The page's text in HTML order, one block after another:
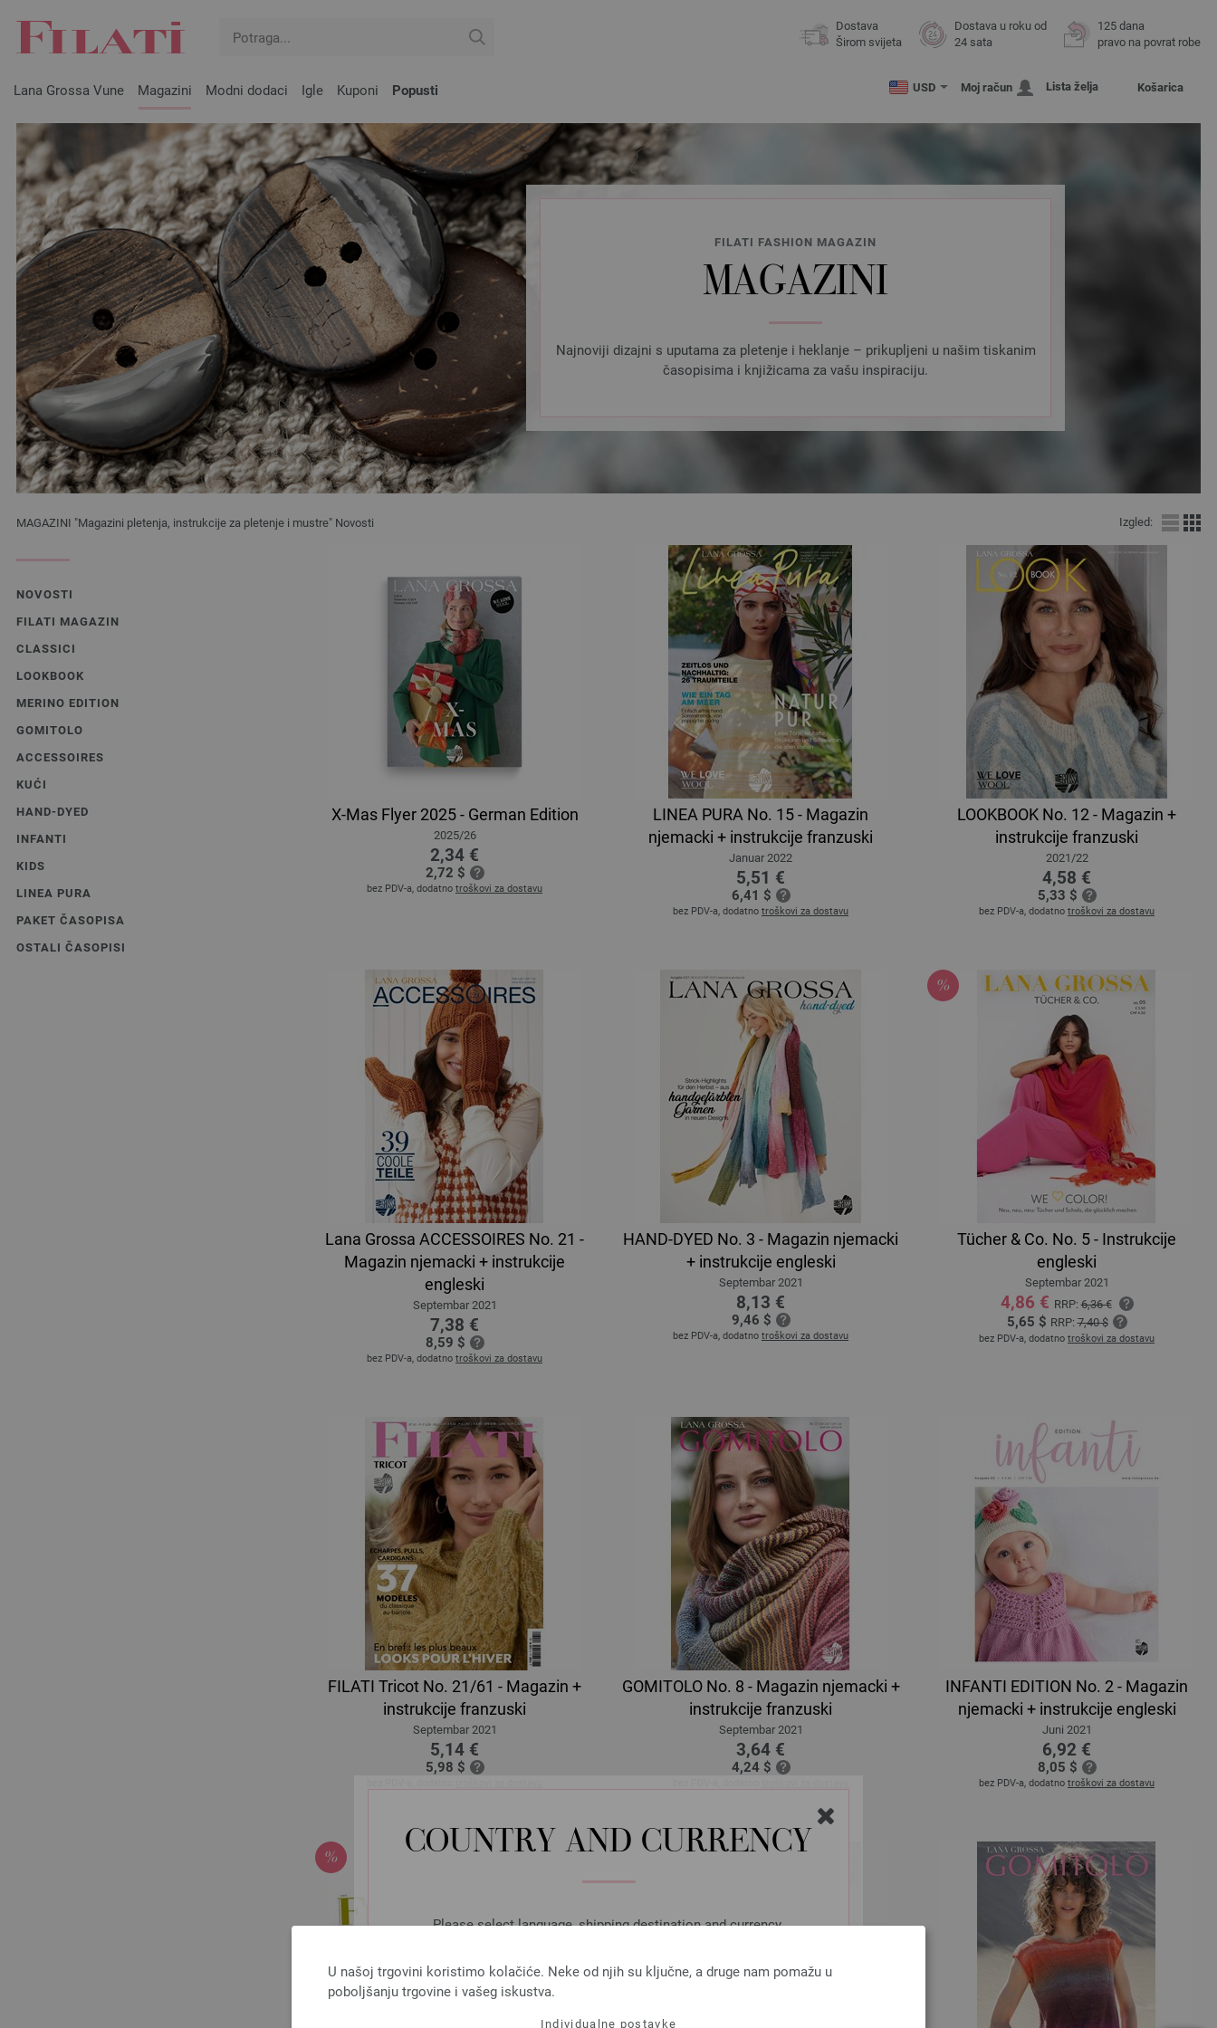
COUNTRY AND CURRENCY
Please select language, shipping destination and currency.
U našoj trgovini koristimo kolačiće. Neke od njih su ključne, a druge nam pomažu u
poboljšanju trgovine i vašeg iskustva.
Individualne postavke
Dostava
Širom svijeta
Dostava u roku od
24 sata
125 dana
pravo na povrat robe
Lana Grossa Vune Magazini Modni dodaci Igle Kuponi Popusti USD Moj račun Lista želja Košarica
FILATI FASHION MAGAZIN
MAGAZINI
Najnoviji dizajni s uputama za pletenje i heklanje – prikupljeni u našim tiskanim
časopisima i knjižicama za vašu inspiraciju.
MAGAZINI "Magazini pletenja, instrukcije za pletenje i mustre" Novosti Izgled:
NOVOSTI
FILATI MAGAZIN
CLASSICI
LOOKBOOK
MERINO EDITION
GOMITOLO
ACCESSOIRES
KUĆI
HAND-DYED
INFANTI
KIDS
LINEA PURA
PAKET ČASOPISA
OSTALI ČASOPISI
X-Mas Flyer 2025 - German Edition
2025/26
2,34 €
2,72 $
bez PDV-a, dodatno troškovi za dostavu
LINEA PURA No. 15 - Magazin
njemacki + instrukcije franzuski
Januar 2022
5,51 €
6,41 $
bez PDV-a, dodatno troškovi za dostavu
LOOKBOOK No. 12 - Magazin +
instrukcije franzuski
2021/22
4,58 €
5,33 $
bez PDV-a, dodatno troškovi za dostavu
Lana Grossa ACCESSOIRES No. 21 -
Magazin njemacki + instrukcije
engleski
Septembar 2021
7,38 €
8,59 $
bez PDV-a, dodatno troškovi za dostavu
HAND-DYED No. 3 - Magazin njemacki
+ instrukcije engleski
Septembar 2021
8,13 €
9,46 $
bez PDV-a, dodatno troškovi za dostavu
Tücher & Co. No. 5 - Instrukcije
engleski
Septembar 2021
4,86 € RRP:6,36 €
5,65 $ RRP:7,40 $
bez PDV-a, dodatno troškovi za dostavu
FILATI Tricot No. 21/61 - Magazin +
instrukcije franzuski
Septembar 2021
5,14 €
5,98 $
GOMITOLO No. 8 - Magazin njemacki +
instrukcije franzuski
Septembar 2021
3,64 €
4,24 $
INFANTI EDITION No. 2 - Magazin
njemacki + instrukcije engleski
Juni 2021
6,92 €
8,05 $
bez PDV-a, dodatno troškovi za dostavu